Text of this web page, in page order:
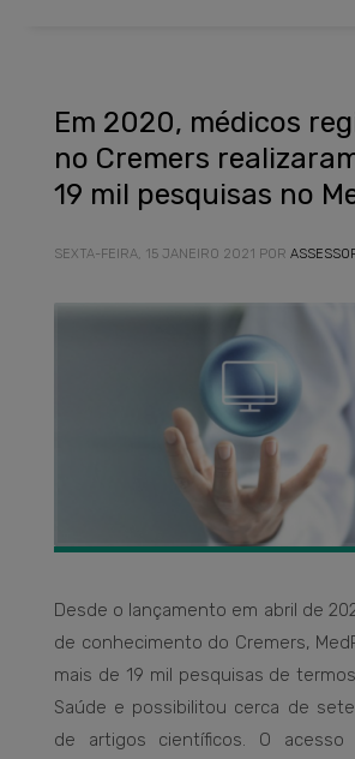
Em 2020, médicos
no Cremers
19 mil pesquisas no
SEXTA-FEIRA, 15 JANEIRO 2021 POR
Desde o lançamento em abril de
de conhecimento do Cremers,
mais de 19 mil pesquisas de
Saúde e possibilitou cerca de
de artigos científicos. O acesso